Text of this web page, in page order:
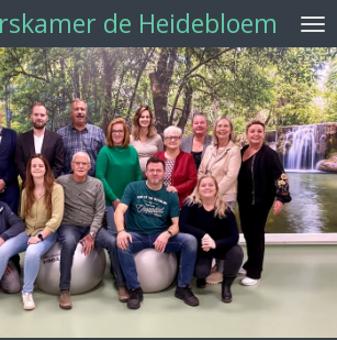
de Heidebloem